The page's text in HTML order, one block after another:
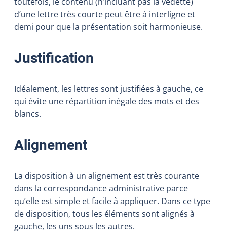
d’une lettre très courte peut être à interligne et
demi pour que la présentation soit harmonieuse.
Justification
Idéalement, les lettres sont justifiées à gauche, ce
qui évite une répartition inégale des mots et des
blancs.
Alignement
La disposition à un alignement est très courante
dans la correspondance administrative parce
qu’elle est simple et facile à appliquer. Dans ce type
de disposition, tous les éléments sont alignés à
gauche, les uns sous les autres.